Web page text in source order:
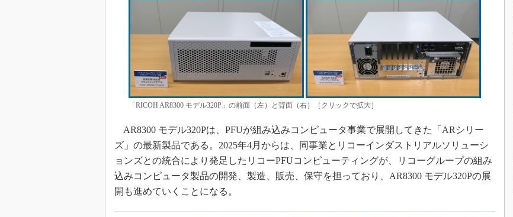
知財マネジメント
海外生産
グローバル設計・開発
制御セキュリティ
新型コロナへの対応
「RICOH AR8300 モデル320P」の前面（左）と背面（右）［クリックで拡大］
AR8300 モデル320Pは、PFUが組み込みコンピュータ事業で展開してきた「ARシリー
ズ」の最新製品である。2025年4月からは、同事業とリコーインダストリアルソリューシ
ョンズとの統合により発足したリコーPFUコンピューティングが、リコーグループの組み
込みコンピュータ製品の開発、製造、販売、保守を担っており、AR8300 モデル320Pの展
開も進めていくことになる。